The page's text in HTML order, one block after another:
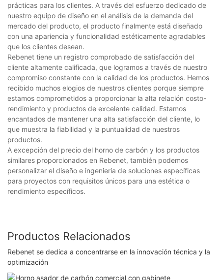
prácticas para los clientes. A través del esfuerzo dedicado de
nuestro equipo de diseño en el análisis de la demanda del
mercado del producto, el producto finalmente está diseñado
con una apariencia y funcionalidad estéticamente agradables
que los clientes desean.
Rebenet tiene un registro comprobado de satisfacción del
cliente altamente calificada, que logramos a través de nuestro
compromiso constante con la calidad de los productos. Hemos
recibido muchos elogios de nuestros clientes porque siempre
estamos comprometidos a proporcionar la alta relación costo-
rendimiento y productos de excelente calidad. Estamos
encantados de mantener una alta satisfacción del cliente, lo
que muestra la fiabilidad y la puntualidad de nuestros
productos.
A excepción del precio del horno de carbón y los productos
similares proporcionados en Rebenet, también podemos
personalizar el diseño e ingeniería de soluciones específicas
para proyectos con requisitos únicos para una estética o
rendimiento específicos.
Productos Relacionados
Rebenet se dedica a concentrarse en la innovación técnica y la
optimización